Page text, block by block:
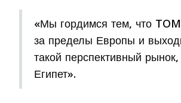
«Мы гордимся тем, что
за пределы Европы и
такой перспективный
Египет».